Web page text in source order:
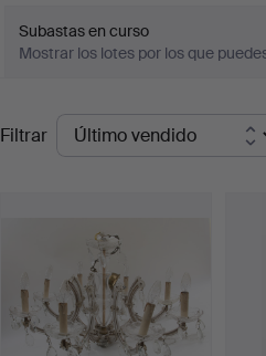
Subastas en curso
Mostrar los lotes por los que
Precios
de
Filtrar